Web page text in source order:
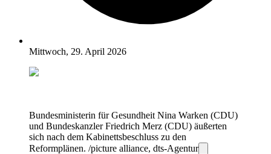
Mittwoch, 29. April 2026
Bundesministerin für Gesundheit Nina Warken (CDU)
und Bundeskanzler Friedrich Merz (CDU) äußerten
sich nach dem Kabinettsbeschluss zu den
Reformplänen. /picture alliance, dts-Agentur